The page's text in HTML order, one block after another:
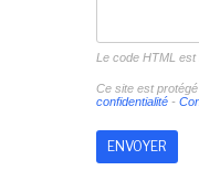
Le code HTML est
Ce site est
confidentialité-